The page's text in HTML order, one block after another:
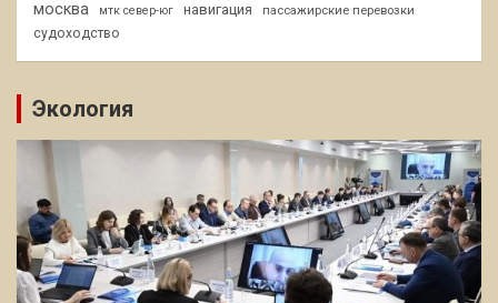
москва мтк север-юг навигация
пассажирские перевозки
судоходство
Экология